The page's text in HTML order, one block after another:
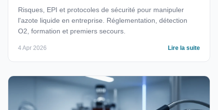
Risques, EPI et protocoles de sécurité pour manipuler
l'azote liquide en entreprise. Réglementation, détection
O2, formation et premiers secours.
4 Apr 2026 Lire la suite